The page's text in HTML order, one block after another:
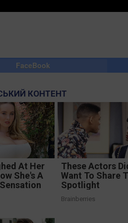
FaceBook
КОНТЕНТ
At Her
She's A
These Actors
Want To Share
Spotlight
Brainberries